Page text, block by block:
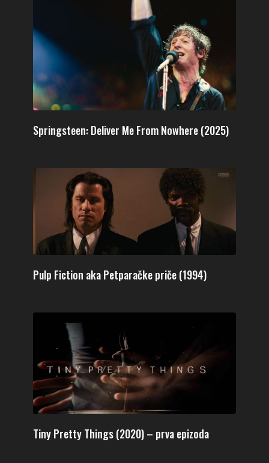
Springsteen: Deliver Me From Nowhere (2025)
Pulp Fiction aka Petparačke priče (1994)
Tiny Pretty Things (2020) – prva epizoda